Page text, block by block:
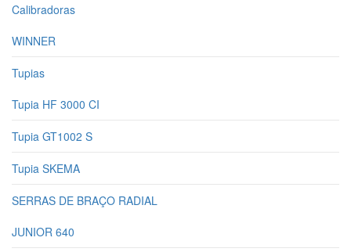
Calibradoras
WINNER
Tupias
Tupia HF 3000 CI
Tupia GT1002 S
Tupia SKEMA
SERRAS DE BRAÇO RADIAL
JUNIOR 640